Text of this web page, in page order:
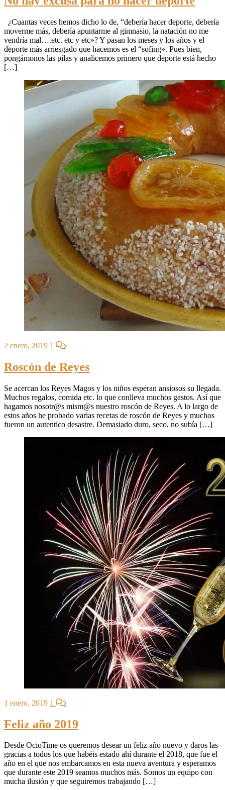
¿Cuantas veces hemos dicho lo de, “debería hacer deporte, debería
moverme más, debería apuntarme al gimnasio, la natación no me
vendría mal….etc. etc y etc»? Y pasan los meses y los años y el
deporte más arriesgado que hacemos es el “sofing». Pues bien,
pongámonos las pilas y analicemos primero que deporte está hecho
[…]
2 enero, 2019 1
Roscón de Reyes
Se acercan los Reyes Magos y los niños esperan ansiosos su llegada.
Muchos regalos, comida etc. lo que conlleva muchos gastos. Así que
hagamos nosotr@s mism@s nuestro roscón de Reyes. A lo largo de
estos años he probado varias recetas de roscón de Reyes y muchos
fueron un autentico desastre. Demasiado duro, seco, no subía […]
1 enero, 2019 1
Feliz año 2019
Desde OcioTime os queremos desear un feliz año nuevo y daros las
gracias a todos los que habéis estado ahí durante el 2018, que fue el
año en el que nos embarcamos en esta nueva aventura y esperamos
que durante este 2019 seamos muchos más. Somos un equipo con
mucha ilusión y que seguiremos trabajando […]